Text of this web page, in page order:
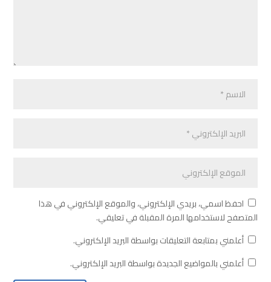
احفظ اسمي، بريدي الإلكتروني، والموقع الإلكتروني في هذا
المتصفح لاستخدامها المرة المقبلة في تعليقي.
أعلمني بمتابعة التعليقات بواسطة البريد الإلكتروني.
أعلمني بالمواضيع الجديدة بواسطة البريد الإلكتروني.